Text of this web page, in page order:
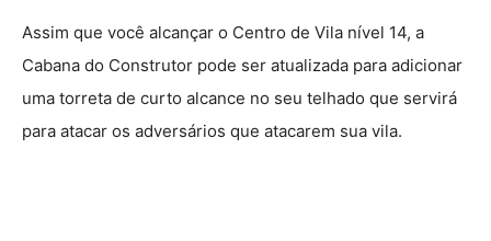
Assim que você alcançar o Centro de Vila nível 14, a
Cabana do Construtor pode ser atualizada para adicionar
uma torreta de curto alcance no seu telhado que servirá
para atacar os adversários que atacarem sua vila.